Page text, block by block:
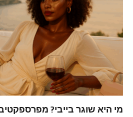
מי היא שוגר בייבי?